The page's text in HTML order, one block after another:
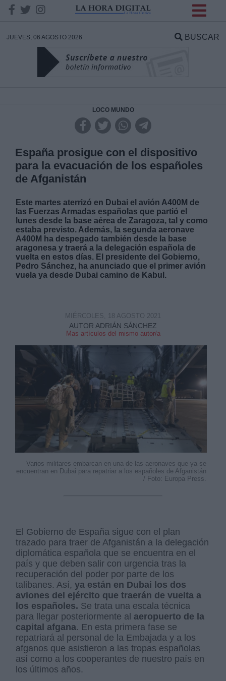
JUEVES, 06 AGOSTO 2026 BUSCAR
LOCO MUNDO
España prosigue con el dispositivo
para la evacuación de los españoles
de Afganistán
Este martes aterrizó en Dubai el avión A400M de
las Fuerzas Armadas españolas que partió el
lunes desde la base aérea de Zaragoza, tal y como
estaba previsto. Además, la segunda aeronave
A400M ha despegado también desde la base
aragonesa y traerá a la delegación española de
vuelta en estos días. El presidente del Gobierno,
Pedro Sánchez, ha anunciado que el primer avión
vuela ya desde Dubai camino de Kabul.
AUTOR ADRIÁN SÁNCHEZ
Mas artículos del mismo autor/a
MIÉRCOLES, 18 AGOSTO 2021
Varios militares embarcan en una de las aeronaves que ya se
encuentran en Dubai para repatriar a los españoles de Afganistán
/ Foto: Europa Press.
El Gobierno de España sigue con el plan
trazado para traer de Afganistán a la delegación
diplomática española que se encuentra en el
país y que deben salir con urgencia tras la
recuperación del poder por parte de los
talibanes. Así,ya están en Dubai los dos
aviones del ejército que traerán de vuelta a
los españoles. Se trata una escala técnica
para llegar posteriormente al aeropuerto de la
capital afgana. En esta primera fase se
repatriará al personal de la Embajada y a los
afganos que asistieron a las tropas españolas
así como a los cooperantes de nuestro país en
los últimos años.
DATOS
Responsable:
Legitimación:
Destinatarios:
link
Información adicional